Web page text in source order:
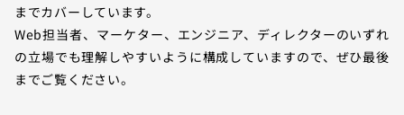
までカバーしています。
Web担当者、マーケター、エンジニア、ディレクターのいずれ
の立場でも理解しやすいように構成していますので、ぜひ最後
までご覧ください。